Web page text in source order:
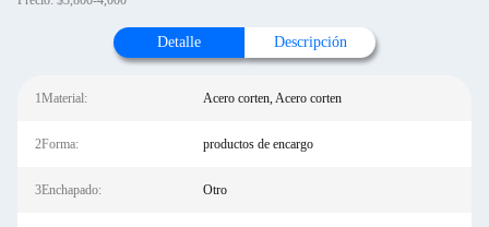
Detalle Descripción
1Material: Acero corten, Acero corten
2Forma: productos de encargo
3Enchapado: Otro